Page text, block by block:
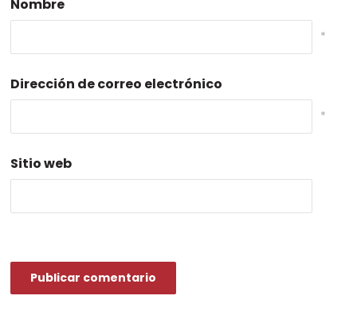
Nombre
*
Dirección de correo electrónico
*
Sitio web